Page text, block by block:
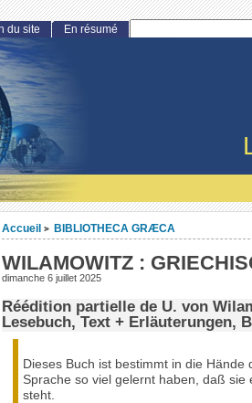
Accueil > BIBLIOTHECA GRÆCA
WILAMOWITZ :
dimanche 6 juillet 2025
Réédition partielle de U. von
Lesebuch, Text + Erläuterungen,
Dieses Buch ist bestimmt in die
Sprache so viel gelernt haben, daß
steht.
du site En résumé